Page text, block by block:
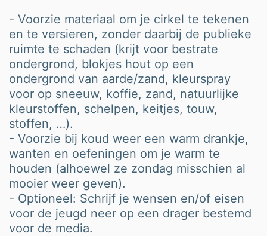
- Voorzie materiaal om je cirkel te tekenen
en te versieren, zonder daarbij de publieke
ruimte te schaden (krijt voor bestrate
ondergrond, blokjes hout op een
ondergrond van aarde/zand, kleurspray
voor op sneeuw, koffie, zand, natuurlijke
kleurstoffen, schelpen, keitjes, touw,
stoffen, …).
- Voorzie bij koud weer een warm drankje,
wanten en oefeningen om je warm te
houden (alhoewel ze zondag misschien al
mooier weer geven).
- Optioneel: Schrijf je wensen en/of eisen
voor de jeugd neer op een drager bestemd
voor de media.